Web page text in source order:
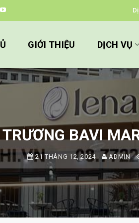
GIỚI THIỆU DỊCH VỤ
BAVI
21 THÁNG 12, 2024 - ADMIN-